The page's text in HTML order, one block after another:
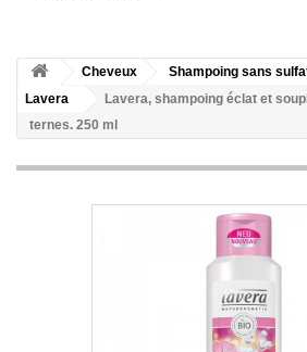
Cheveux
Shampoing sans
Lavera
Lavera, shampoing éclat et
ternes. 250 ml